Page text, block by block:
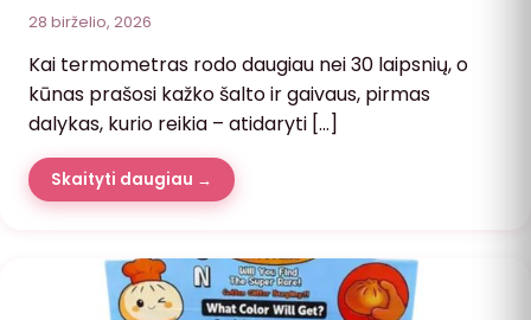
28 birželio, 2026
Kai termometras rodo daugiau nei 30 laipsnių, o
kūnas prašosi kažko šalto ir gaivaus, pirmas
dalykas, kurio reikia – atidaryti […]
Skaityti daugiau →